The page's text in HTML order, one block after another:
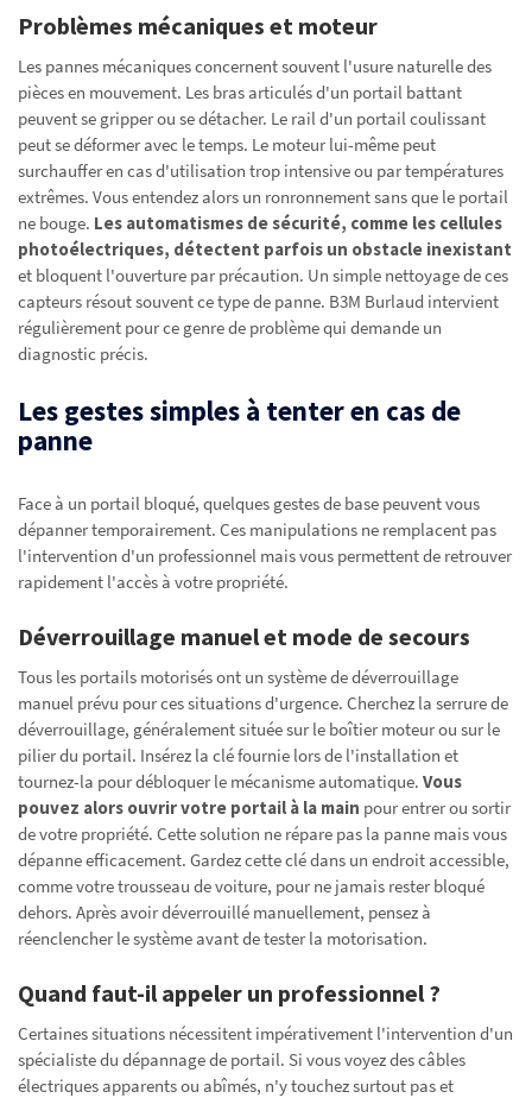
Problèmes mécaniques et moteur
Les pannes mécaniques concernent souvent l'usure naturelle des
pièces en mouvement. Les bras articulés d'un portail battant
peuvent se gripper ou se détacher. Le rail d'un portail coulissant
peut se déformer avec le temps. Le moteur lui-même peut
surchauffer en cas d'utilisation trop intensive ou par températures
extrêmes. Vous entendez alors un ronronnement sans que le portail
ne bouge. Les automatismes de sécurité, comme les cellules
photoélectriques, détectent parfois un obstacle inexistant
et bloquent l'ouverture par précaution. Un simple nettoyage de ces
capteurs résout souvent ce type de panne. B3M Burlaud intervient
régulièrement pour ce genre de problème qui demande un
diagnostic précis.
Les gestes simples à tenter en cas de
panne
Face à un portail bloqué, quelques gestes de base peuvent vous
dépanner temporairement. Ces manipulations ne remplacent pas
l'intervention d'un professionnel mais vous permettent de retrouver
rapidement l'accès à votre propriété.
Déverrouillage manuel et mode de secours
Tous les portails motorisés ont un système de déverrouillage
manuel prévu pour ces situations d'urgence. Cherchez la serrure de
déverrouillage, généralement située sur le boîtier moteur ou sur le
pilier du portail. Insérez la clé fournie lors de l'installation et
tournez-la pour débloquer le mécanisme automatique. Vous
pouvez alors ouvrir votre portail à la main pour entrer ou sortir
de votre propriété. Cette solution ne répare pas la panne mais vous
dépanne efficacement. Gardez cette clé dans un endroit accessible,
comme votre trousseau de voiture, pour ne jamais rester bloqué
dehors. Après avoir déverrouillé manuellement, pensez à
réenclencher le système avant de tester la motorisation.
Quand faut-il appeler un professionnel ?
Certaines situations nécessitent impérativement l'intervention d'un
spécialiste du dépannage de portail. Si vous voyez des câbles
électriques apparents ou abîmés, n'y touchez surtout pas et